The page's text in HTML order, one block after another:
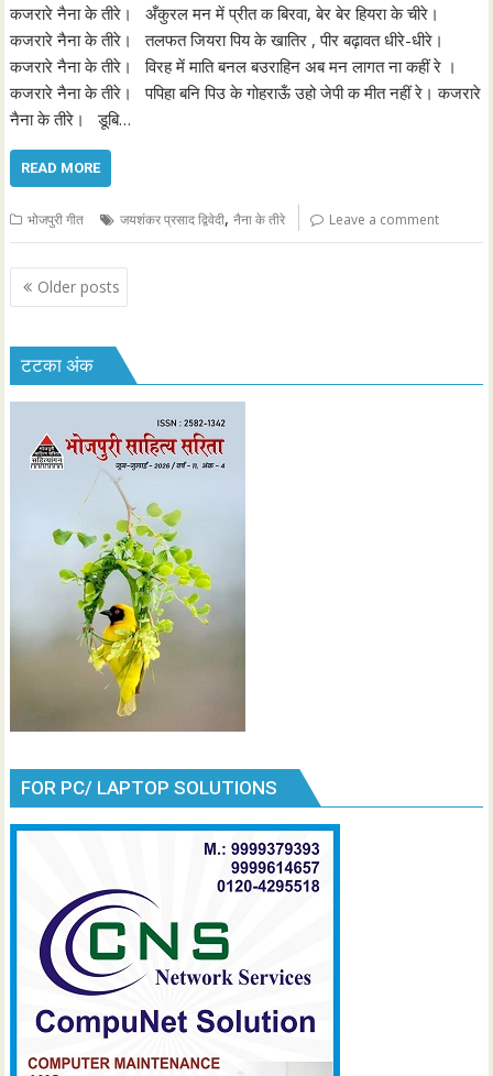
कजरारे नैना के तीरे। अँकुरल मन में प्रीत क बिरवा, बेर बेर हियरा के चीरे।
कजरारे नैना के तीरे। तलफत जियरा पिय के खातिर , पीर बढ़ावत धीरे-धीरे।
कजरारे नैना के तीरे। विरह में माति बनल बउराहिन अब मन लागत ना कहीं रे ।
कजरारे नैना के तीरे। पपिहा बनि पिउ के गोहराऊँ उहो जेपी क मीत नहीं रे। कजरारे
नैना के तीरे। डूबि…
READ MORE
भोजपुरी गीत जयशंकर प्रसाद द्विवेदी,नैना के तीरे Leave a comment
P
o
s
s
i
o
Older posts
टटका अंक
FOR PC/ LAPTOP SOLUTIONS